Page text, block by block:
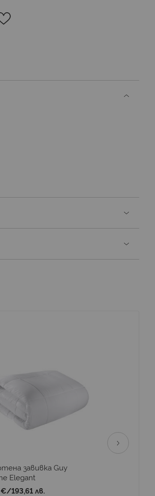
завивка Guy
Elegant
/193,61 лв.